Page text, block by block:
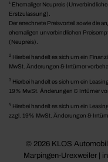
1 Ehemaliger Neupreis
Erstzulassung).
Der errechnete Preisvorteil sowie die
ehemaligen unverbindlichen
(Neupreis).
2 Hierbei handelt es sich um ein
MwSt. Änderungen & Irrtümer
3 Hierbei handelt es sich um ein
19% MwSt. Änderungen & Irrtümer
4 Hierbei handelt es sich um ein
zzgl. 19% MwSt. Änderungen &
© 2026 KLOS
Marpingen-Urexweiler |